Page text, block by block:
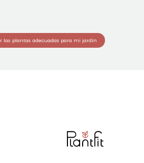
las plantas adecuadas para mi jardín